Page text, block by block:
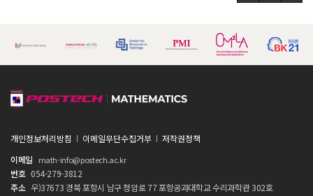
개인정보처리방침 이메일무단수집거부
저작권정책
이메일
math-info@postech.ac.kr
번호 054-279-3812
주소 우)37673 경북 포항시 남구 청암로 77 포항공과대학교 수리과학관 302호